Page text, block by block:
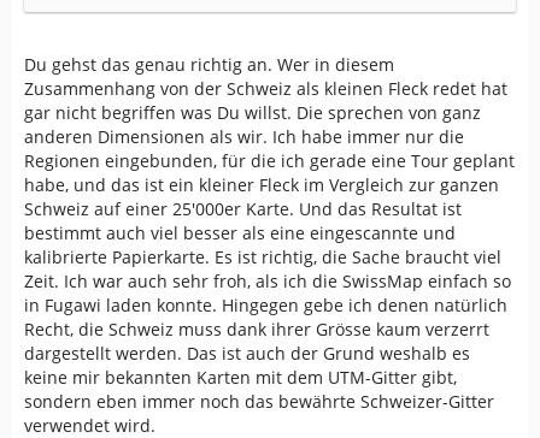
Du gehst das genau richtig an. Wer in diesem
Zusammenhang von der Schweiz als kleinen Fleck redet hat
gar nicht begriffen was Du willst. Die sprechen von ganz
anderen Dimensionen als wir. Ich habe immer nur die
Regionen eingebunden, für die ich gerade eine Tour geplant
habe, und das ist ein kleiner Fleck im Vergleich zur ganzen
Schweiz auf einer 25'000er Karte. Und das Resultat ist
bestimmt auch viel besser als eine eingescannte und
kalibrierte Papierkarte. Es ist richtig, die Sache braucht viel
Zeit. Ich war auch sehr froh, als ich die SwissMap einfach so
in Fugawi laden konnte. Hingegen gebe ich denen natürlich
Recht, die Schweiz muss dank ihrer Grösse kaum verzerrt
dargestellt werden. Das ist auch der Grund weshalb es
keine mir bekannten Karten mit dem UTM-Gitter gibt,
sondern eben immer noch das bewährte Schweizer-Gitter
verwendet wird.